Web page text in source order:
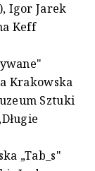
Igor Jarek
Keff
Krakowska
Sztuki
„Tab_s"